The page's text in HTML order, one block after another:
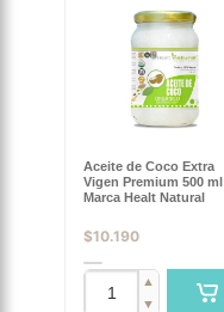
Aceite de Coco Extra
Vigen Premium 500 ml
Marca Healt Natural
$10.190
▲
▼